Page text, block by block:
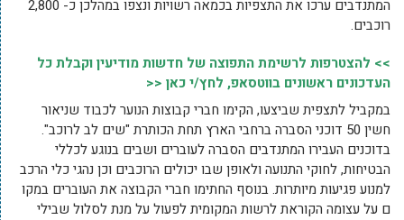
המתנדבים ערכו את התצפיות בכמאה רשויות ונצפו במהלכן כ- 2,800
רוכבים.
>> להצטרפות לרשימת התפוצה של חדשות מודיעין וקבלת כל
העדכונים ראשונים בווטסאפ, לחץ/י כאן <<
במקביל לתצפית שביצעו, הקימו חברי קבוצות הנוער לכבוד שניאור
חשין 50 דוכני הסברה ברחבי הארץ תחת הכותרת "שים לב לרוכב".
בדוכנים העבירו המתנדבים הסברה לעוברים ושבים בנוגע לכללי
הבטיחות, לחוקי התנועה ולאופן שבו יכולים הרוכבים וכן נהגי כלי הרכב
למנוע פגיעות מיותרות. בנוסף החתימו חברי הקבוצה את העוברים במקו
ם על עצומה הקוראת לרשות המקומית לפעול על מנת לסלול שבילי